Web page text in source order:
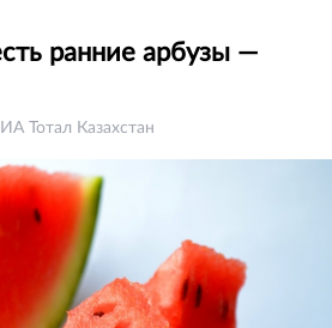
ранние арбузы —
ИА Тотал Казахстан